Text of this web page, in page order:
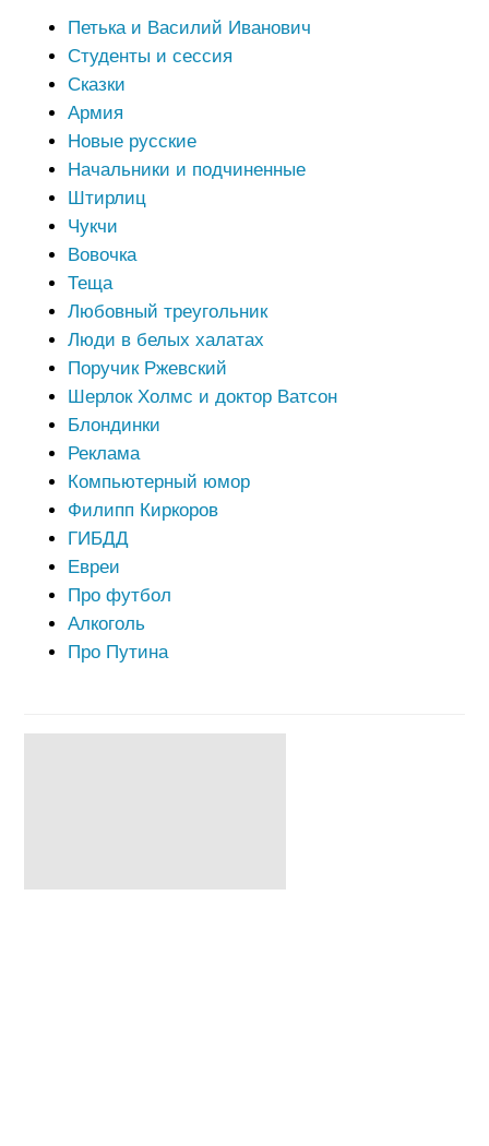
Петька и Василий Иванович
Студенты и сессия
Сказки
Армия
Новые русские
Начальники и подчиненные
Штирлиц
Чукчи
Вовочка
Теща
Любовный треугольник
Люди в белых халатах
Поручик Ржевский
Шерлок Холмс и доктор Ватсон
Блондинки
Реклама
Компьютерный юмор
Филипп Киркоров
ГИБДД
Евреи
Про футбол
Алкоголь
Про Путина